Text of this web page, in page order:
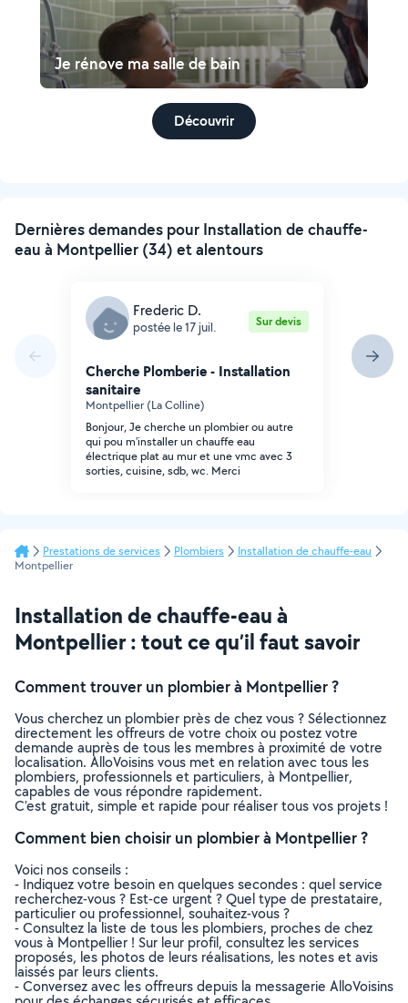
Je rénove ma salle de bain
Découvrir
Dernières demandes pour Installation de chauffe-
eau à Montpellier (34) et alentours
Frederic D.
postée le 17 juil. Sur devis
Cherche Plomberie - Installation
sanitaire
Montpellier (La Colline)
Bonjour, Je cherche un plombier ou autre
qui pou m'installer un chauffe eau
électrique plat au mur et une vmc avec 3
sorties, cuisine, sdb, wc. Merci
Prestations de services Plombiers
Installation de chauffe-eau
Montpellier
Installation de chauffe-eau à
Montpellier : tout ce qu’il faut savoir
Comment trouver un plombier à Montpellier ?
Vous cherchez un plombier près de chez vous ? Sélectionnez
directement les offreurs de votre choix ou postez votre
demande auprès de tous les membres à proximité de votre
localisation. AlloVoisins vous met en relation avec tous les
plombiers, professionnels et particuliers, à Montpellier,
capables de vous répondre rapidement.
C’est gratuit, simple et rapide pour réaliser tous vos projets !
Comment bien choisir un plombier à Montpellier ?
Voici nos conseils :
- Indiquez votre besoin en quelques secondes : quel service
recherchez-vous ? Est-ce urgent ? Quel type de prestataire,
particulier ou professionnel, souhaitez-vous ?
- Consultez la liste de tous les plombiers, proches de chez
vous à Montpellier ! Sur leur profil, consultez les services
proposés, les photos de leurs réalisations, les notes et avis
laissés par leurs clients.
- Conversez avec les offreurs depuis la messagerie AlloVoisins